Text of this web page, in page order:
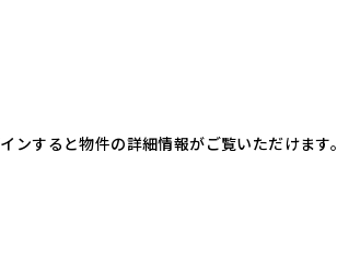
すると物件の詳細情報がご覧いただけます。